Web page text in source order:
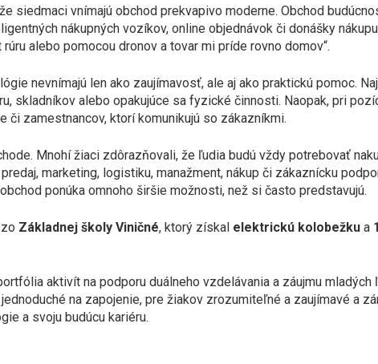
siedmaci vnímajú obchod prekvapivo moderne. Obchod
nákupných vozíkov, online objednávok či donášky
alebo pomocou dronov a tovar mi príde rovno domov“.
nevnímajú len ako zaujímavosť, ale aj ako praktickú pomoc.
skladníkov alebo opakujúce sa fyzické činnosti. Naopak, pri
či zamestnancov, ktorí komunikujú so zákazníkmi.
Mnohí žiaci zdôrazňovali, že ľudia budú vždy potrebovať
marketing, logistiku, manažment, nákup či zákaznícku
ponúka omnoho širšie možnosti, než si často predstavujú.
Základnej školy Viničné, ktorý získal elektrickú kolobežku a
aktivít na podporu duálneho vzdelávania a záujmu
na zapojenie, pre žiakov zrozumiteľné a zaujímavé a
a svoju budúcu kariéru.